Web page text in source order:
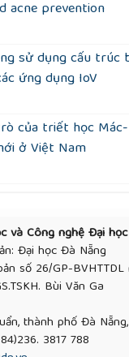
acne prevention
sử dụng cấu trúc
ứng dụng IoV
của triết học
ở Việt Nam
và Công nghệ Đại
Đại học Đà Nẵng
số 26/GP-
Bùi Văn Ga
thành phố Đà
3817 788